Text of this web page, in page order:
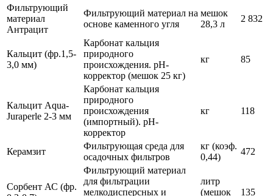
Фильтрующий
материал
Антрацит
Фильтрующий материал на
основе каменного угля
мешок
28,3 л
2 832
Кальцит (фр.1,5-
3,0 мм)
Карбонат кальция
природного
происхождения. pH-
корректор (мешок 25 кг)
кг 85
Кальцит Aqua-
Juraperle 2-3 мм
Карбонат кальция
природного
происхождения
(импортный). pH-
корректор
кг 118
Керамзит
Фильтрующая среда для
осадочных фильтров
кг (коэф.
0,44)
472
Сорбент АС (фр.
Фильтрующий материал
для фильтрации
мелкодисперсных и
литр
(мешок
135